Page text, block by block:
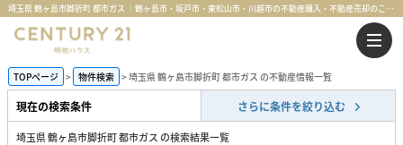
埼玉県 鶴ヶ島市脚折町 都市ガス ｜鶴ヶ島市・坂戸市・東松山市・川越市の不動産購入・不動産売却のことならセンチュリー21明和ハウス
TOPページ 物件検索 埼玉県 鶴ヶ島市脚折町 都市ガス の不動産情報一覧
現在の検索条件 さらに条件を絞り込む
埼玉県 鶴ヶ島市脚折町 都市ガス の検索結果一覧